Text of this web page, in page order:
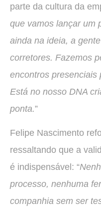
parte da cultura da
que vamos lançar um
ainda na ideia, a
corretores. Fazemos
encontros presenciais
Está no nosso DNA
ponta.”
Felipe Nascimento
ressaltando que a
é indispensável: “
processo, nenhuma
companhia sem ser